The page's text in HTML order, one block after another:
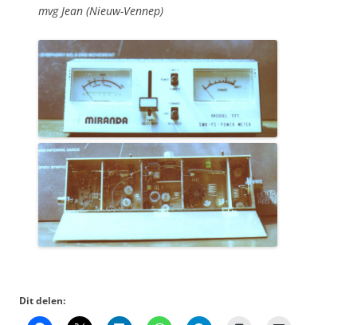
mvg Jean (Nieuw-Vennep)
Dit delen: